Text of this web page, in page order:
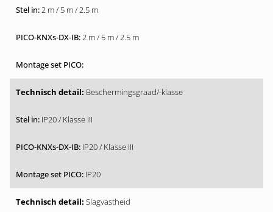
2 m / 5 m / 2.5 m
2 m / 5 m / 2.5 m
Beschermingsgraad/-klasse
IP20 / Klasse III
IP20 / Klasse III
IP20
Slagvastheid